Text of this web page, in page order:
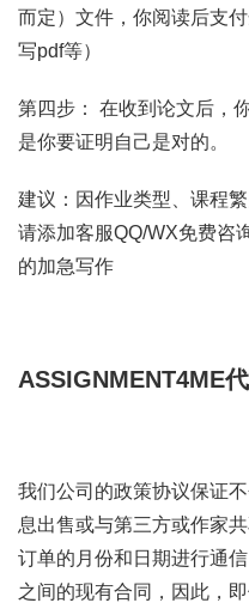
而定）文件，你阅读后支
写pdf等）
第四步： 在收到论文后，
是你要证明自己是对的。
建议：因作业类型、课程
请添加客服QQ/WX免费咨
的加急写作
ASSIGNMENT4ME
我们公司的政策协议保证
息出售或与第三方或作家
订单的月份和日期进行通
之间的现有合同，因此，